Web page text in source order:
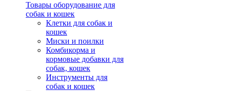
Товары оборудование для
собак и кошек
Клетки для собак и
кошек
Миски и поилки
Комбикорма и
кормовые добавки для
собак, кошек
Инструменты для
собак и кошек